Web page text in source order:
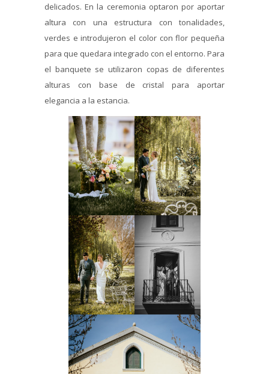
delicados. En la ceremonia optaron por aportar
altura con una estructura con tonalidades,
verdes e introdujeron el color con flor pequeña
para que quedara integrado con el entorno. Para
el banquete se utilizaron copas de diferentes
alturas con base de cristal para aportar
elegancia a la estancia.